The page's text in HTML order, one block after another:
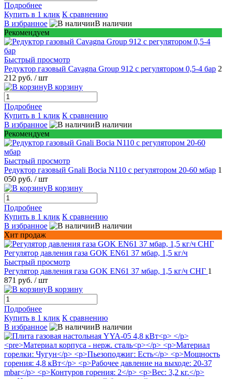
Подробнее
Купить в 1 клик К сравнению
В избранное
В наличии
Рекомендуем
Быстрый просмотр
Редуктор газовый Cavagna Group 912 c регулятором 0,5-4 бар 2
212 руб. / шт
В корзину
Подробнее
Купить в 1 клик К сравнению
В избранное
В наличии
Рекомендуем
Быстрый просмотр
Редуктор газовый Gnali Bocia N110 c регулятором 20-60 мбар 1
050 руб. / шт
В корзину
Подробнее
Купить в 1 клик К сравнению
В избранное
В наличии
Хит продаж
Быстрый просмотр
Регулятор давления газа GOK EN61 37 мбар, 1,5 кг/ч СНГ 1
871 руб. / шт
В корзину
Подробнее
Купить в 1 клик К сравнению
В избранное
В наличии